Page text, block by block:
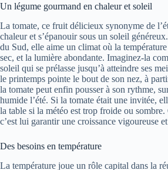
Un légume gourmand en chaleur et soleil
La tomate, ce fruit délicieux synonyme de
chaleur et s’épanouir sous un soleil
du Sud, elle aime un climat où la
sec, et la lumière abondante. Imaginez-la
soleil qui se prélasse jusqu’à atteindre ses
le printemps pointe le bout de son nez, à
la tomate peut enfin pousser à son rythme,
humide l’été. Si la tomate était une invitée,
la table si la météo est trop froide ou
c’est lui garantir une croissance vigoureuse
Des besoins en température
La température joue un rôle capital dans la